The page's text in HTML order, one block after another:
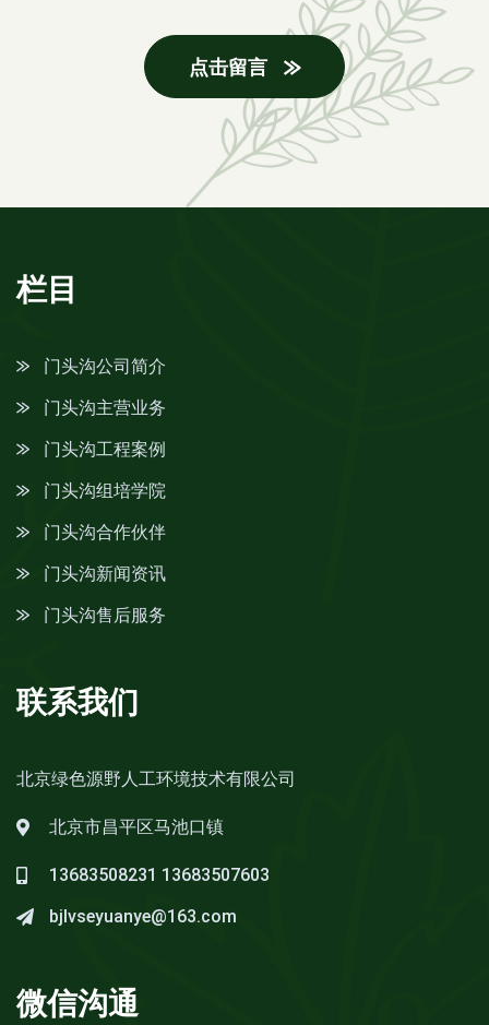
点击留言
栏目
门头沟公司简介
门头沟主营业务
门头沟工程案例
门头沟组培学院
门头沟合作伙伴
门头沟新闻资讯
门头沟售后服务
联系我们
北京绿色源野人工环境技术有限公司
北京市昌平区马池口镇
13683508231 13683507603
bjlvseyuanye@163.com
微信沟通